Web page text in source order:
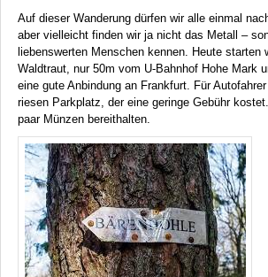
Auf dieser Wanderung dürfen wir alle einmal
aber vielleicht finden wir ja nicht das Metall –
liebenswerten Menschen kennen. Heute starten
Waldtraut, nur 50m vom U-Bahnhof Hohe Mark
eine gute Anbindung an Frankfurt. Für
riesen Parkplatz, der eine geringe Gebühr
paar Münzen bereithalten.